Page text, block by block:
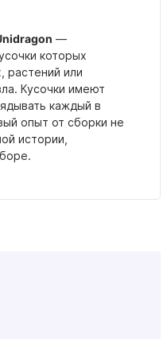
—
которых
растений или
Кусочки имеют
каждый в
опыт от сборки не
истории,